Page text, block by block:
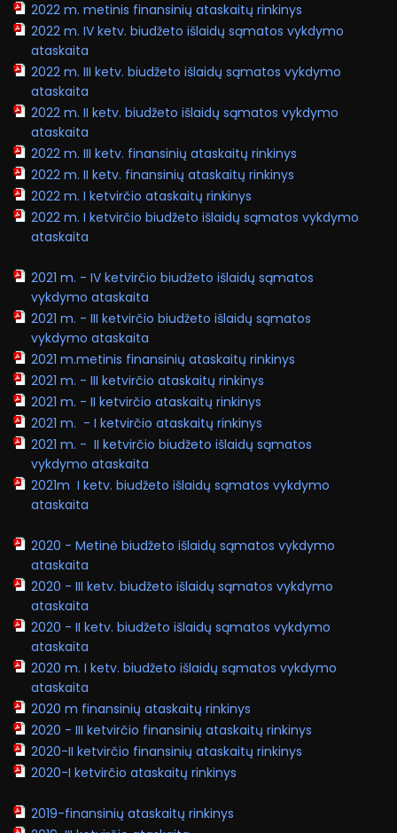
2022 m. metinis finansinių ataskaitų rinkinys
2022 m. IV ketv. biudžeto išlaidų sąmatos vykdymo
ataskaita
2022 m. III ketv. biudžeto išlaidų sąmatos vykdymo
ataskaita
2022 m. II ketv. biudžeto išlaidų sąmatos vykdymo
ataskaita
2022 m. III ketv. finansinių ataskaitų rinkinys
2022 m. II ketv. finansinių ataskaitų rinkinys
2022 m. I ketvirčio ataskaitų rinkinys
2022 m. I ketvirčio biudžeto išlaidų sąmatos vykdymo
ataskaita
2021 m. - IV ketvirčio biudžeto išlaidų sąmatos
vykdymo ataskaita
2021 m. - III ketvirčio biudžeto išlaidų sąmatos
vykdymo ataskaita
2021 m.metinis finansinių ataskaitų rinkinys
2021 m. - III ketvirčio ataskaitų rinkinys
2021 m. - II ketvirčio ataskaitų rinkinys
2021 m. - I ketvirčio ataskaitų rinkinys
2021 m. - II ketvirčio biudžeto išlaidų sąmatos
vykdymo ataskaita
2021m I ketv. biudžeto išlaidų sąmatos vykdymo
ataskaita
2020 - Metinė biudžeto išlaidų sąmatos vykdymo
ataskaita
2020 - III ketv. biudžeto išlaidų sąmatos vykdymo
ataskaita
2020 - II ketv. biudžeto išlaidų sąmatos vykdymo
ataskaita
2020 m. I ketv. biudžeto išlaidų sąmatos vykdymo
ataskaita
2020 m finansinių ataskaitų rinkinys
2020 - III ketvirčio finansinių ataskaitų rinkinys
2020-II ketvirčio finansinių ataskaitų rinkinys
2020-I ketvirčio ataskaitų rinkinys
2019-finansinių ataskaitų rinkinys